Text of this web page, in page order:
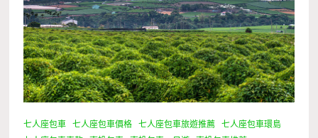
七人座包車 七人座包車價格 七人座包車旅遊推薦
七人座包車環島